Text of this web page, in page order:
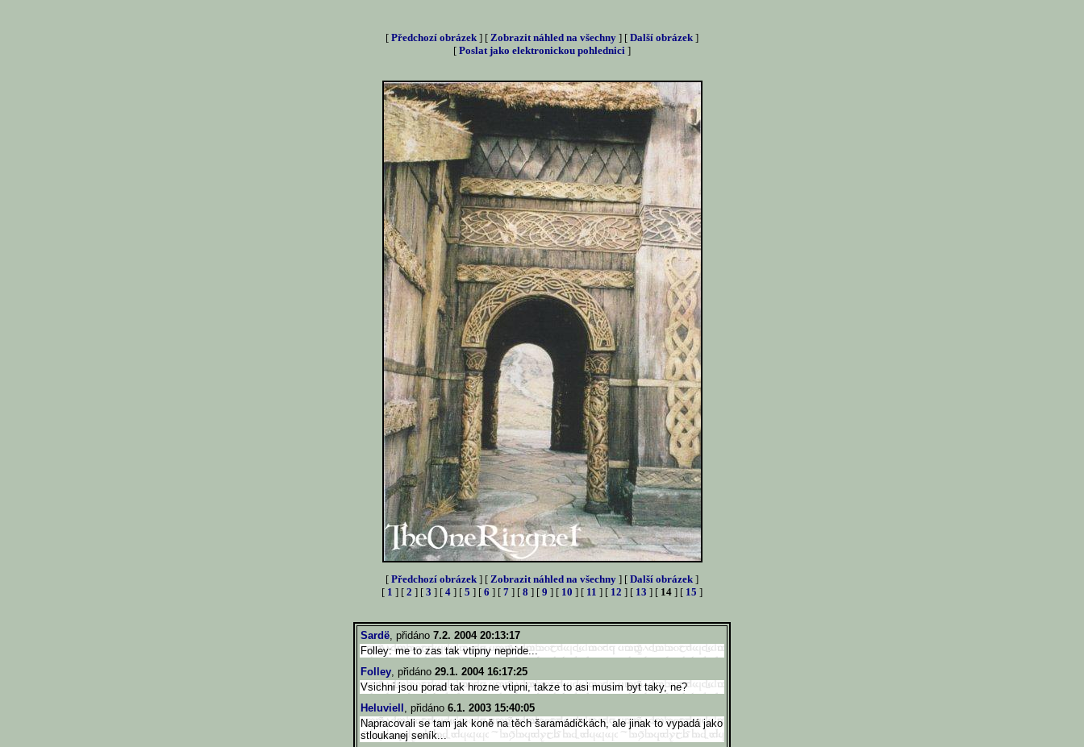
[ Předchozí obrázek ] [ Zobrazit náhled na všechny ] [ Další obrázek ]
[ Poslat jako elektronickou pohlednici ]
[ Předchozí obrázek ] [ Zobrazit náhled na všechny ] [ Další obrázek ]
[ 1 ] [ 2 ] [ 3 ] [ 4 ] [ 5 ] [ 6 ] [ 7 ] [ 8 ] [ 9 ] [ 10 ] [ 11 ] [ 12 ] [ 13 ] [ 14 ] [ 15 ]
Sardë, přidáno 7.2. 2004 20:13:17
Folley: me to zas tak vtipny nepride...
Folley, přidáno 29.1. 2004 16:17:25
Vsichni jsou porad tak hrozne vtipni, takze to asi musim byt taky, ne?
Heluviell , přidáno 6.1. 2003 15:40:05
Napracovali se tam jak koně na těch šaramádičkách, ale jinak to vypadá jako
stloukanej seník...